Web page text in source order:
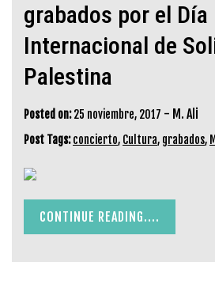
grabados por el Día
Internacional de
Palestina
Posted on: 25 noviembre, 2017 - M. Ali
Post Tags:concierto, Cultura, grabados,
CONTINUE READING....